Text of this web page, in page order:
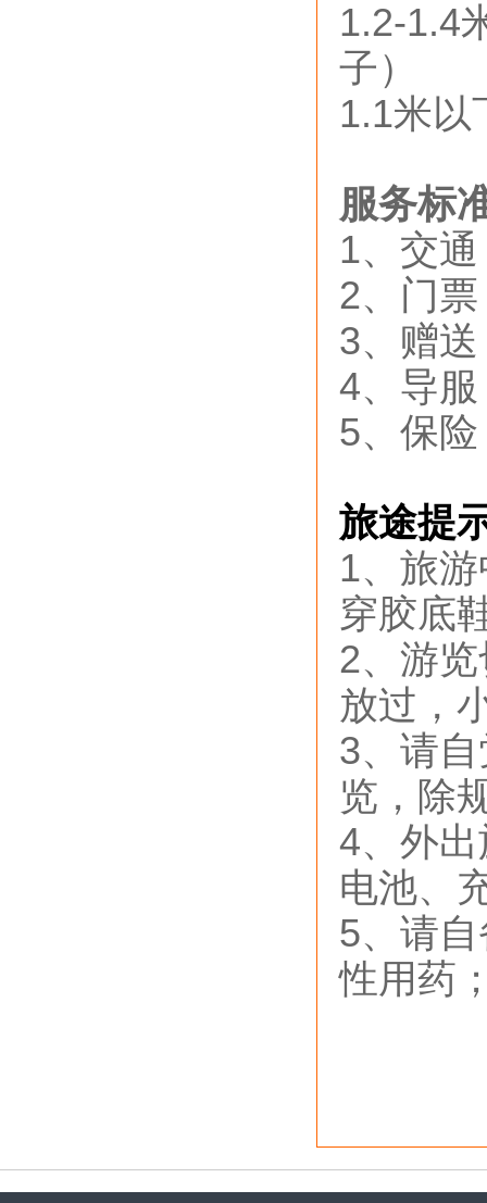
1.2-1.4
子）
1.1米以
服务标
1、交
2、门
3、赠
4、导
5、保
旅途提
1、旅
穿胶底
2、游
放过，
3、请
览，除
4、外
电池、
5、请
性用药